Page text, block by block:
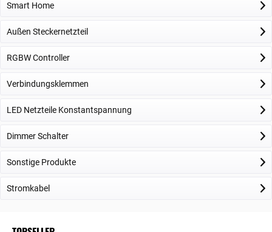
Smart Home
Außen Steckernetzteil
RGBW Controller
Verbindungsklemmen
LED Netzteile Konstantspannung
Dimmer Schalter
Sonstige Produkte
Stromkabel